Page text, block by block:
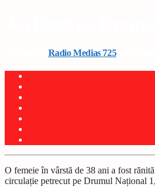
Radio Medias 725on 25
O femeie în vârstă de 38 ani a fost
circulație petrecut pe Drumul Național